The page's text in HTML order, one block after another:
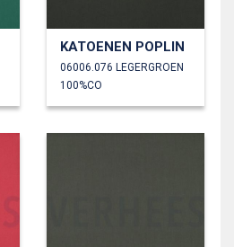
KATOENEN POPLIN
06006.076 LEGERGROEN
100%CO